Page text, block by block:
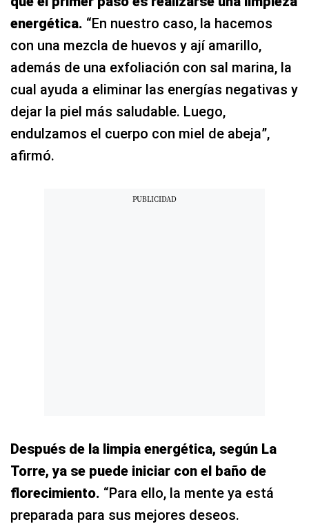
energética. “En nuestro caso, la hacemos
con una mezcla de huevos y ají amarillo,
además de una exfoliación con sal marina, la
cual ayuda a eliminar las energías negativas y
dejar la piel más saludable. Luego,
endulzamos el cuerpo con miel de abeja”,
afirmó.
Después de la limpia energética, según La
Torre, ya se puede iniciar con el baño de
florecimiento. “Para ello, la mente ya está
preparada para sus mejores deseos.